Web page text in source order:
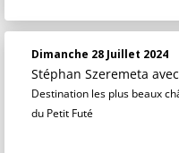
Dimanche 28 Juillet 2024
Stéphan Szeremeta
Destination les plus beaux
du Petit Futé